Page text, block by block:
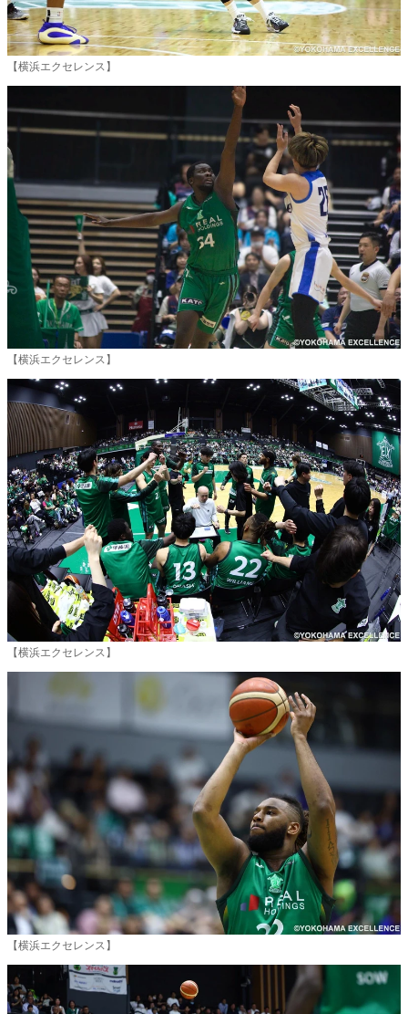
【横浜エクセレンス】
【横浜エクセレンス】
【横浜エクセレンス】
【横浜エクセレンス】